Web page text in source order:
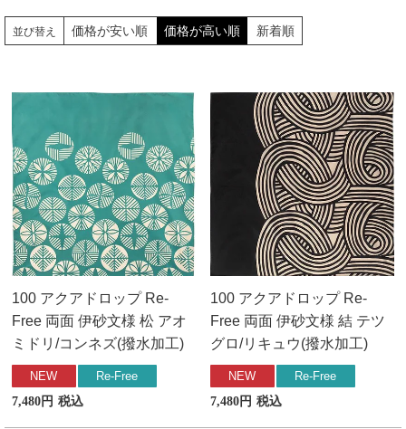
並び替え 価格が安い順 価格が高い順 新着順
100 アクアドロップ Re-
Free 両面 伊砂文様 松 アオ
ミドリ/コンネズ(撥水加工)
NEW
Re-Free
7,480
税込
100 アクアドロップ Re-
Free 両面 伊砂文様 結 テツ
グロ/リキュウ(撥水加工)
NEW
Re-Free
7,480
税込
XLサイズ(約130cm～)
弔事・法事
季節の贈り物
プチギフト
男性向けギフト
ギフトラッピング
インテリア
ウール
kata kata
竹久夢二
伊砂文様
ハレ包み
リバーシブル
着物用
ふろしきパッチン活用